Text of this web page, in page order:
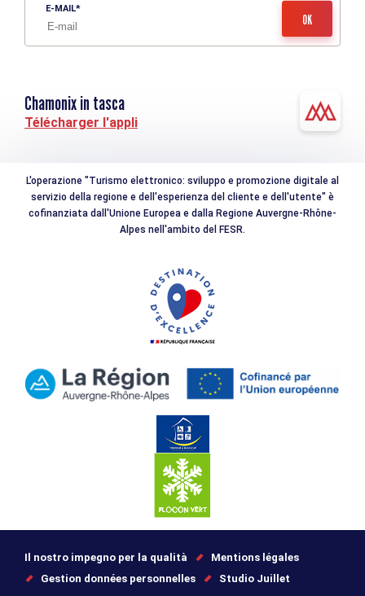
E-MAIL
Chamonix in tasca
Télécharger l'appli
L'operazione "Turismo elettronico: sviluppo e promozione digitale al
servizio della regione e dell'esperienza del cliente e dell'utente" è
cofinanziata dall'Unione Europea e dalla Regione Auvergne-Rhône-
Alpes nell'ambito del FESR.
Il nostro impegno per la qualità
Mentions légales
Gestion données personnelles
Studio Juillet